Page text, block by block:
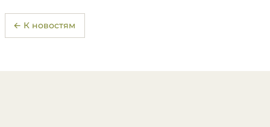
← К новостям